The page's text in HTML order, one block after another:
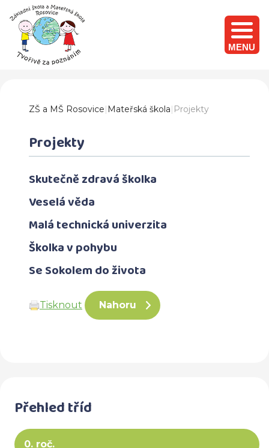
MENU
ZŠ a MŠ Rosovice| Mateřská škola| Projekty
Projekty
Skutečně zdravá školka
Veselá věda
Malá technická univerzita
Školka v pohybu
Se Sokolem do života
Tisknout Nahoru
Přehled tříd
0. roč.